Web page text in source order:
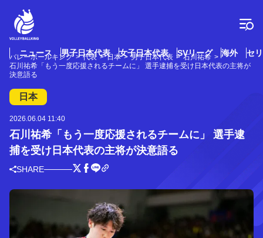
ニュース 男子日本代表 女子日本代表 SVリーグ 海外 セ
バレーボールキング 代表 日本 男子日本代表
石川祐希
石川祐希「もう一度応援されるチームに」 選手逮捕を受け日本代表の主将が
決意語る
日本
2026.06.04 11:40
石川祐希「もう一度応援されるチームに」 選手逮
捕を受け日本代表の主将が決意語る
SHARE